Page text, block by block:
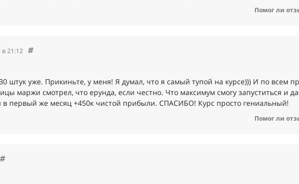
Помог ли
в 21:12
штук уже. Прикиньте, у меня! Я думал, что я самый тупой на курсе))) И по всем
маржи смотрел, что ерунда, если честно. Что максимум смогу запуститься и
в первый же месяц +450к чистой прибыли. СПАСИБО! Курс просто гениальный!
Помог ли